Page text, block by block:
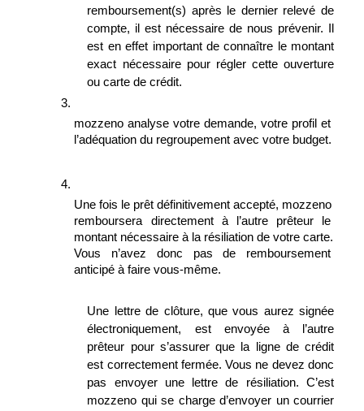
remboursement(s) après le dernier relevé de
compte, il est nécessaire de nous prévenir. Il
est en effet important de connaître le montant
exact nécessaire pour régler cette ouverture
ou carte de crédit.
mozzeno analyse votre demande, votre profil et
l’adéquation du regroupement avec votre budget.
Une fois le prêt définitivement accepté, mozzeno
remboursera directement à l’autre prêteur le
montant nécessaire à la résiliation de votre carte.
Vous n’avez donc pas de remboursement
anticipé à faire vous-même.
Une lettre de clôture, que vous aurez signée
électroniquement, est envoyée à l’autre
prêteur pour s’assurer que la ligne de crédit
est correctement fermée. Vous ne devez donc
pas envoyer une lettre de résiliation. C’est
mozzeno qui se charge d’envoyer un courrier